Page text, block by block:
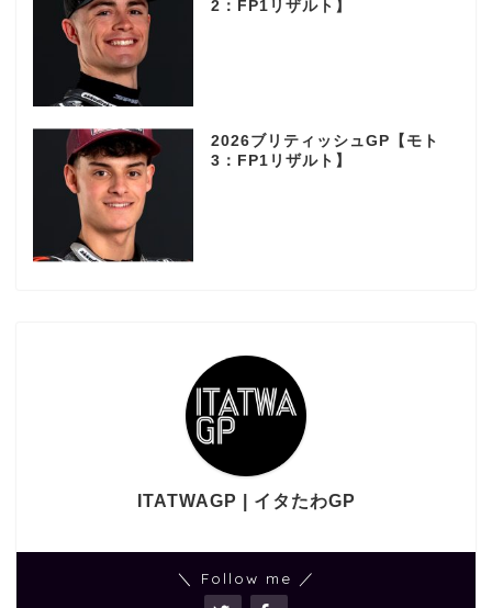
2：FP1リザルト】
2026ブリティッシュGP【モト
3：FP1リザルト】
ITATWAGP | イタたわGP
＼ Follow me ／